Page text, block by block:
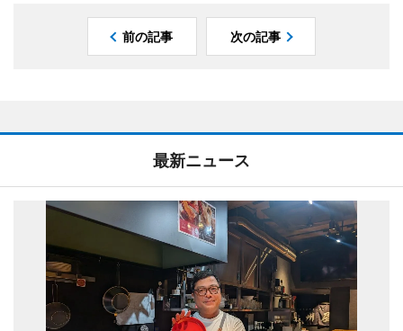
前の記事 次の記事
最新ニュース